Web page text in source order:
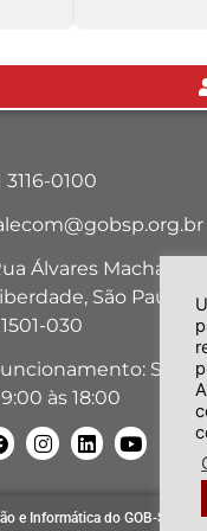
3116-0100
Álvares Machado,
São Paulo-
030
Seg.
às 18:00
e Informática do GOB-SP